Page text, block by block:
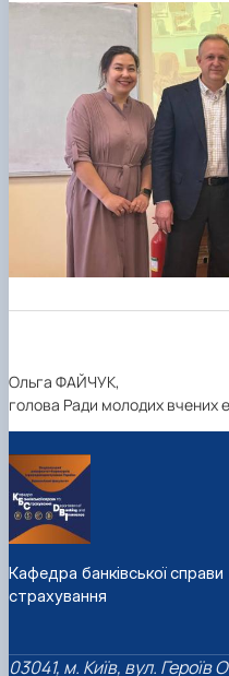
Ольга ФАЙЧУК,
голова Ради молодих вчених
Кафедра банківської справи
страхування
03041, м. Київ, вул. Героїв